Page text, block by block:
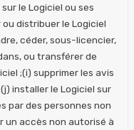
le Logiciel ou ses
distribuer le Logiciel
céder, sous-licencier,
ou transférer de
;(i) supprimer les avis
installer le Logiciel sur
par des personnes non
un accès non autorisé à